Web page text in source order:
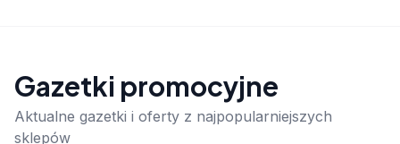
Gazetki promocyjne
Aktualne gazetki i oferty z najpopularniejszych
sklepów